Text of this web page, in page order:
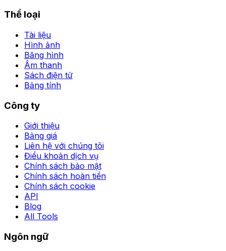
Thể loại
Tài liệu
Hình ảnh
Băng hình
Âm thanh
Sách điện tử
Bảng tính
Công ty
Giới thiệu
Bảng giá
Liên hệ với chúng tôi
Điều khoản dịch vụ
Chính sách bảo mật
Chính sách hoàn tiền
Chính sách cookie
API
Blog
All Tools
Ngôn ngữ